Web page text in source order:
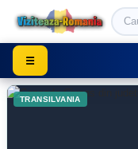
Viziteaza Romania
☰
TRANSILVANIA